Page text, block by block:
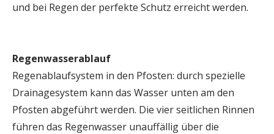
und bei Regen der perfekte Schutz erreicht werden.
Regenwasserablauf
Regenablaufsystem in den Pfosten: durch spezielle
Drainagesystem kann das Wasser unten am den
Pfosten abgeführt werden. Die vier seitlichen Rinnen
führen das Regenwasser unauffällig über die